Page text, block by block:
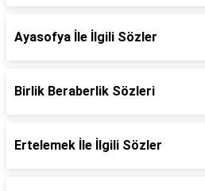
Ayasofya İle İlgili Sözler
Birlik Beraberlik Sözleri
Ertelemek İle İlgili Sözler